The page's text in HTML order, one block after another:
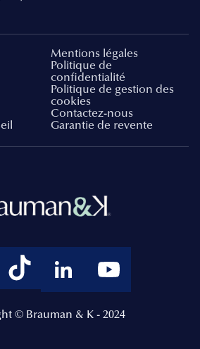
Mentions légales
Politique de
confidentialité
Politique de gestion des
cookies
Contactez-nous
Garantie de revente
© Brauman & K - 2024